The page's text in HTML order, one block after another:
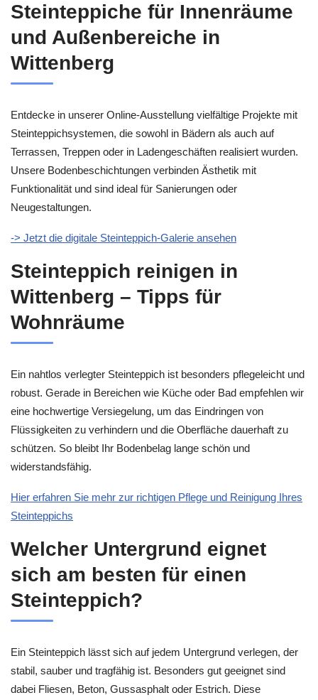
Steinteppiche für Innenräume
und Außenbereiche in
Wittenberg
Entdecke in unserer Online-Ausstellung vielfältige Projekte mit
Steinteppichsystemen, die sowohl in Bädern als auch auf
Terrassen, Treppen oder in Ladengeschäften realisiert wurden.
Unsere Bodenbeschichtungen verbinden Ästhetik mit
Funktionalität und sind ideal für Sanierungen oder
Neugestaltungen.
-> Jetzt die digitale Steinteppich-Galerie ansehen
Steinteppich reinigen in
Wittenberg – Tipps für
Wohnräume
Ein nahtlos verlegter Steinteppich ist besonders pflegeleicht und
robust. Gerade in Bereichen wie Küche oder Bad empfehlen wir
eine hochwertige Versiegelung, um das Eindringen von
Flüssigkeiten zu verhindern und die Oberfläche dauerhaft zu
schützen. So bleibt Ihr Bodenbelag lange schön und
widerstandsfähig.
Hier erfahren Sie mehr zur richtigen Pflege und Reinigung Ihres
Steinteppichs
Welcher Untergrund eignet
sich am besten für einen
Steinteppich?
Ein Steinteppich lässt sich auf jedem Untergrund verlegen, der
stabil, sauber und tragfähig ist. Besonders gut geeignet sind
dabei Fliesen, Beton, Gussasphalt oder Estrich. Diese